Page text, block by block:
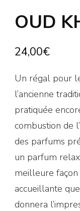
OUD
24,00€
Un régal pour
l’ancienne
pratiquée
combustion de
des parfums
un parfum
meilleure
accueillante
donnera